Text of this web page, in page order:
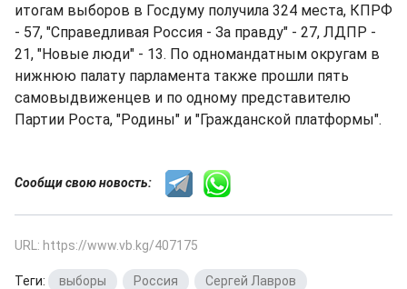
итогам выборов в Госдуму получила 324 места, КПРФ
- 57, "Справедливая Россия - За правду" - 27, ЛДПР -
21, "Новые люди" - 13. По одномандатным округам в
нижнюю палату парламента также прошли пять
самовыдвиженцев и по одному представителю
Партии Роста, "Родины" и "Гражданской платформы".
Сообщи свою новость:
URL: https://www.vb.kg/407175
Теги: выборы Россия Сергей Лавров